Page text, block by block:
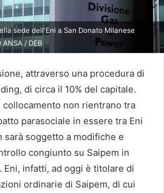
sede dell'Eni a San Donato Milanese
/ DEB
attraverso una procedura di
di circa il 10% del capitale.
non rientrano tra
parasociale in essere tra Eni
sarà soggetto a modifiche e
congiunto su Saipem in
Eni, infatti, ad oggi è titolare di
ordinarie di Saipem, di cui